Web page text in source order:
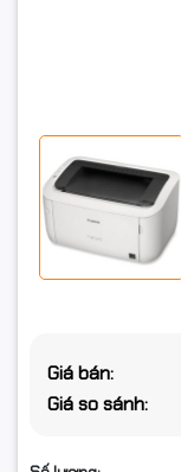
Giá bán:
Giá so sánh:
Kết nối không dây
phép in ấn dễ
Tiết kiệm mực:Sử
lên đến 1.600
Thiết kế nhỏ gọn:
dễ dàng di chuyển
Thông tin sản phẩm:
cầu công nghệ của